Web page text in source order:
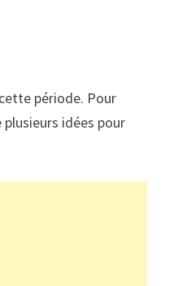
période. Pour
idées pour